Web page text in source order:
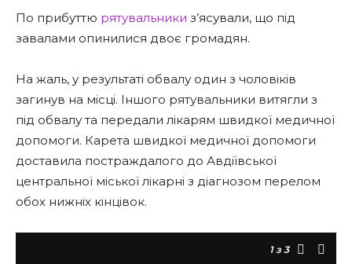
По прибуттю рятувальники з’ясували, що під
завалами опинилися двоє громадян.
На жаль, у результаті обвалу один з чоловіків
загинув на місці. Іншого рятувальники витягли з
під обвалу та передали лікарям швидкої медичної
допомоги. Карета швидкої медичної допомоги
доставила постраждалого до Авдіївської
центральної міської лікарні з діагнозом перелом
обох нижніх кінцівок.
1з 3